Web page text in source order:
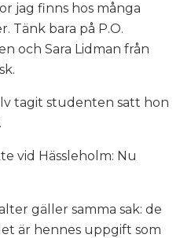
jag finns hos många
Tänk bara på P.O.
och Sara Lidman från
tagit studenten satt hon
vid Hässleholm: Nu
gäller samma sak: de
är hennes uppgift som